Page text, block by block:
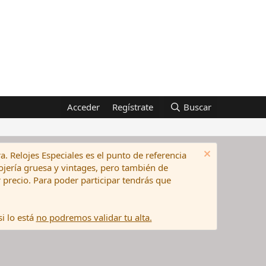
Acceder Regístrate Buscar
Relojes Especiales es el punto de referencia
gruesa y vintages, pero también de
Para poder participar tendrás que
lo está no podremos validar tu alta.